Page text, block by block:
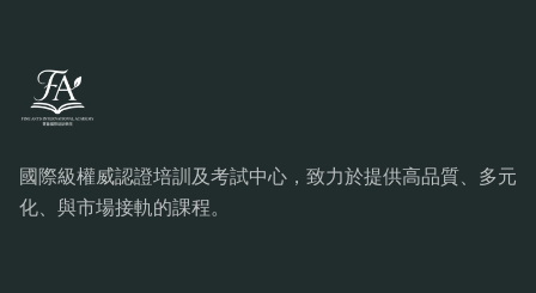
國際級權威認證培訓及考試中心，致力於提供高品質、多元
化、與市場接軌的課程。